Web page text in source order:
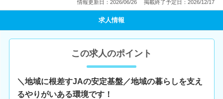
情報更新日：2026/06/26 掲載終了予定日：2026/12/17
求人情報
この求人のポイント
＼地域に根差すJAの安定基盤／地域の暮らしを支え
るやりがいある環境です！